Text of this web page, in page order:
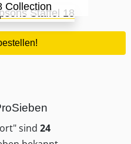
Collection
sind 24